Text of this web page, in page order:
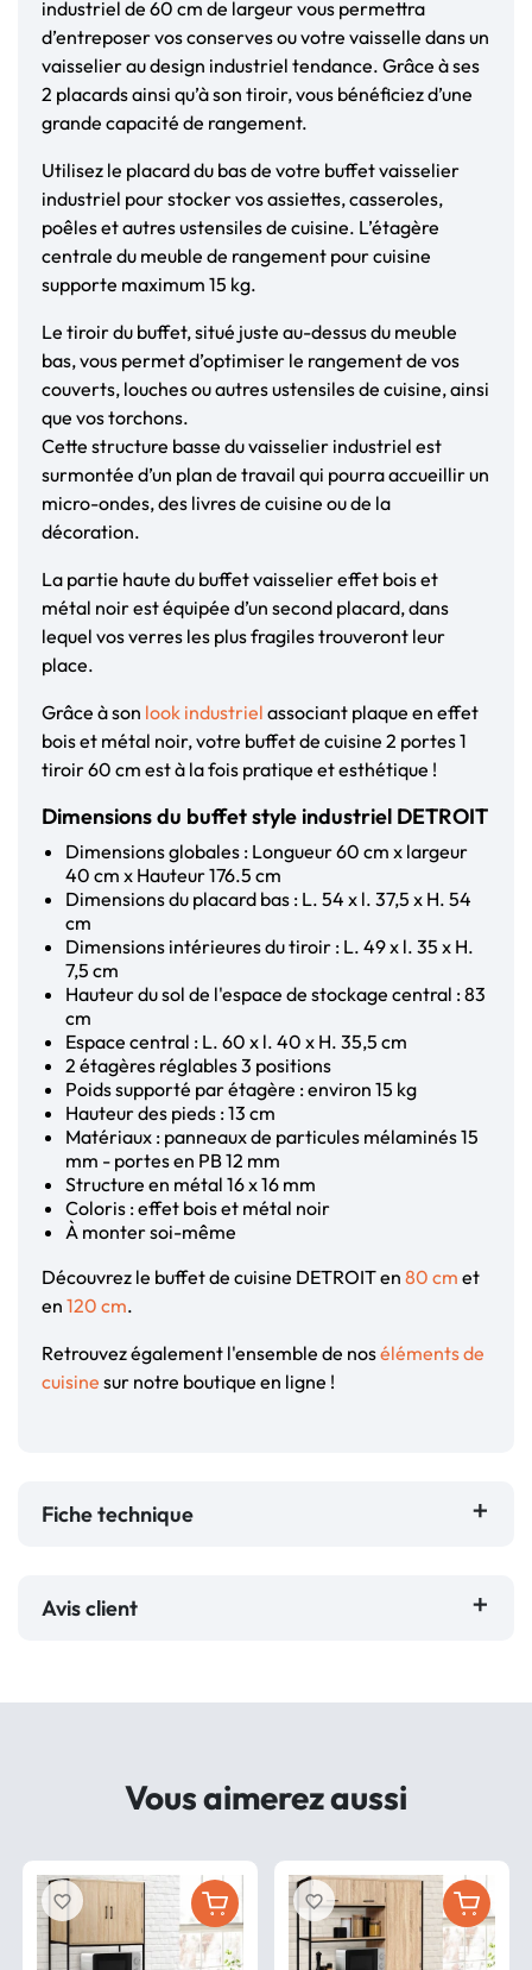
industriel de 60 cm de largeur vous permettra
d’entreposer vos conserves ou votre vaisselle dans un
vaisselier au design industriel tendance. Grâce à ses
2 placards ainsi qu’à son tiroir, vous bénéficiez d’une
grande capacité de rangement.
Utilisez le placard du bas de votre buffet vaisselier
industriel pour stocker vos assiettes, casseroles,
poêles et autres ustensiles de cuisine. L’étagère
centrale du meuble de rangement pour cuisine
supporte maximum 15 kg.
Le tiroir du buffet, situé juste au-dessus du meuble
bas, vous permet d’optimiser le rangement de vos
couverts, louches ou autres ustensiles de cuisine, ainsi
que vos torchons.
Cette structure basse du vaisselier industriel est
surmontée d’un plan de travail qui pourra accueillir un
micro-ondes, des livres de cuisine ou de la
décoration.
La partie haute du buffet vaisselier effet bois et
métal noir est équipée d’un second placard, dans
lequel vos verres les plus fragiles trouveront leur
place.
Grâce à son look industriel associant plaque en effet
bois et métal noir, votre buffet de cuisine 2 portes 1
tiroir 60 cm est à la fois pratique et esthétique !
Dimensions du buffet style industriel DETROIT
Dimensions globales : Longueur 60 cm x largeur
40 cm x Hauteur 176.5 cm
Dimensions du placard bas : L. 54 x l. 37,5 x H. 54
cm
Dimensions intérieures du tiroir : L. 49 x l. 35 x H.
7,5 cm
Hauteur du sol de l'espace de stockage central : 83
cm
Espace central : L. 60 x l. 40 x H. 35,5 cm
2 étagères réglables 3 positions
Poids supporté par étagère : environ 15 kg
Hauteur des pieds : 13 cm
Matériaux : panneaux de particules mélaminés 15
mm - portes en PB 12 mm
Structure en métal 16 x 16 mm
Coloris : effet bois et métal noir
À monter soi-même
Découvrez le buffet de cuisine DETROIT en 80 cm et
en 120 cm.
Retrouvez également l'ensemble de noséléments de
cuisine sur notre boutique en ligne !
Fiche technique
Avis client
Vous aimerez aussi
favorite_border favorite_border